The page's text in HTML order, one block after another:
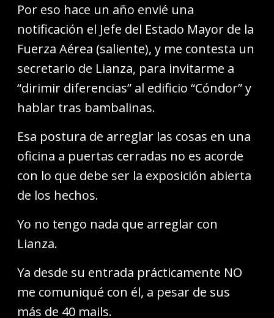
Por eso hace un año envié una
notificación el Jefe del Estado Mayor de la
Fuerza Aérea (saliente), y me contesta un
secretario de Lianza, para invitarme a
“dirimir diferencias” al edificio “Cóndor” y
hablar tras bambalinas.
Esa postura de arreglar las cosas en una
oficina a puertas cerradas no es acorde
con lo que debe ser la exposición abierta
de los hechos.
Yo no tengo nada que arreglar con
Lianza.
Ya desde su entrada prácticamente NO
me comuniqué con él, a pesar de sus
más de 40 mails.